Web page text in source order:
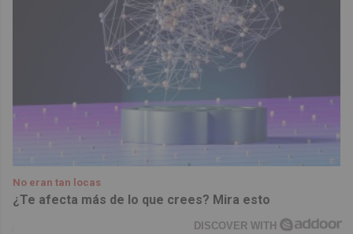
No eran tan locas
¿Te afecta más de lo que crees? Mira esto
DISCOVER WITH